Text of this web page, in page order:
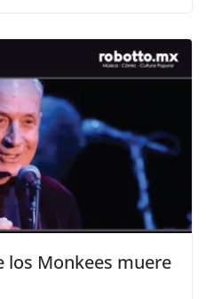
los Monkees muere